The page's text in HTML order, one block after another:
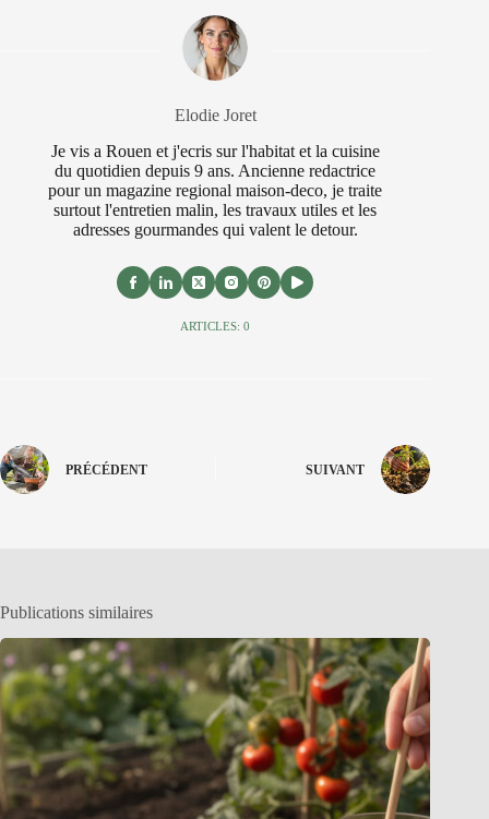
Elodie Joret
Je vis a Rouen et j'ecris sur l'habitat et la cuisine
du quotidien depuis 9 ans. Ancienne redactrice
pour un magazine regional maison-deco, je traite
surtout l'entretien malin, les travaux utiles et les
adresses gourmandes qui valent le detour.
ARTICLES: 0
PRÉCÉDENT SUIVANT
Publications similaires